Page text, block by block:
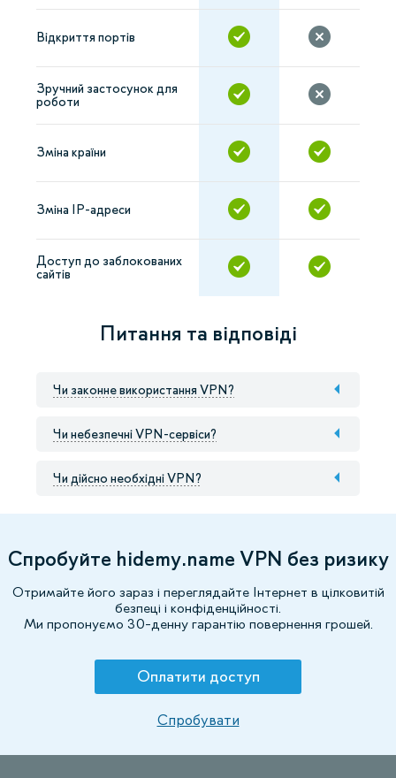
Відкриття портів
Зручний застосунок для
роботи
Зміна країни
Зміна IP-адреси
Доступ до заблокованих
сайтів
Питання та відповіді
Чи законне використання VPN?
Чи небезпечні VPN-сервіси?
Чи дійсно необхідні VPN?
Спробуйте hidemy.name VPN без ризику
Отримайте його зараз і переглядайте Інтернет в цілковитій
безпеці і конфіденційності.
Ми пропонуємо 30-денну гарантію повернення грошей.
Оплатити доступ
Спробувати